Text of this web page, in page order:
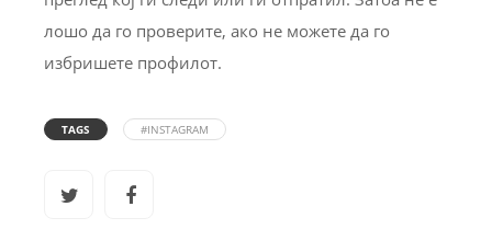
лошо да го проверите, ако не можете да го
избришете профилот.
TAGS #INSTAGRAM